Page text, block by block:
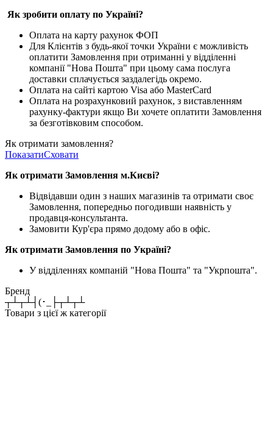
Як зробити оплату по Україні?
Оплата на карту рахунок ФОП
Для Клієнтів з будь-якої точки України є можливість
оплатити Замовлення при отриманні у відділенні
компанії "Нова Пошта" при цьому сама послуга
доставки сплачується заздалегідь окремо.
Оплата на сайті картою Visa або MasterCard
Оплата на розрахунковий рахунок, з виставленням
рахунку-фактури якщо Ви хочете оплатити Замовлення
за безготівковим способом.
Як отримати замовлення?
ПоказатиСховати
Як отримати Замовлення м.Києві?
Відвідавши один з наших магазинів та отримати своє
Замовлення, попередньо погодивши наявність у
продавця-консультанта.
Замовити Кур'єра прямо додому або в офіс.
Як отримати Замовлення по Україні?
У відділеннях компаній "Нова Пошта" та "Укрпошта".
Бренд
┬┴┬┴┤(･_├┬┴┬┴
Товари з цієї ж категорії